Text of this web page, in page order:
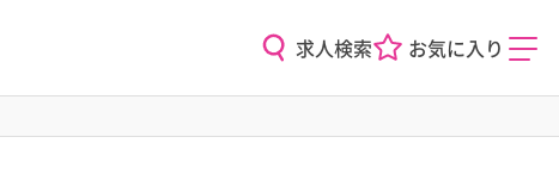
求人検索 お気に入り